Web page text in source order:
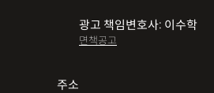
광고 책임변호사: 이수학
면책공고
주소